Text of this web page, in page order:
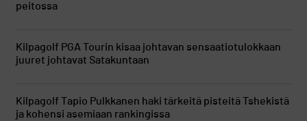
peitossa
Kilpagolf PGA Tourin kisaa johtavan sensaatiotulokkaan
juuret johtavat Satakuntaan
Kilpagolf Tapio Pulkkanen haki tärkeitä pisteitä Tshekistä
ja kohensi asemiaan rankingissa